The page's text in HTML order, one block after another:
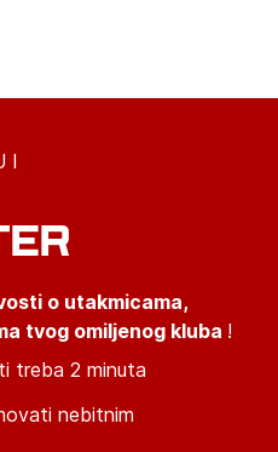
I
o utakmicama,
tvog omiljenog kluba !
treba 2 minuta
nebitnim